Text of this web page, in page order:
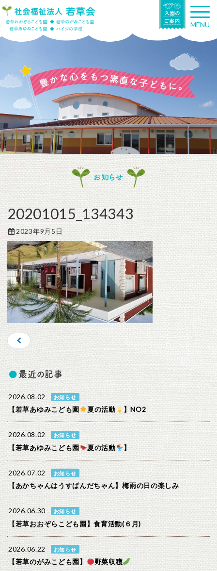
T
o
g
n
g
a
t
n
MENU
お知らせ
20201015_134343
2023年9月5日
最近の記事
2026.08.02 お知らせ
【若草あゆみこども園 夏の活動 】NO2
2026.08.02 お知らせ
【若草あゆみこども園 夏の活動 】
2026.07.02 お知らせ
【あかちゃんはうすぱんだちゃん】梅雨の日の楽しみ
2026.06.30 お知らせ
【若草おおぞらこども園】食育活動(６月)
2026.06.22 お知らせ
【若草のがみこども園】 野菜収穫